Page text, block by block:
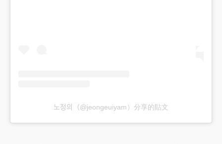
노정의（@jeongeuiyam）分享的貼文